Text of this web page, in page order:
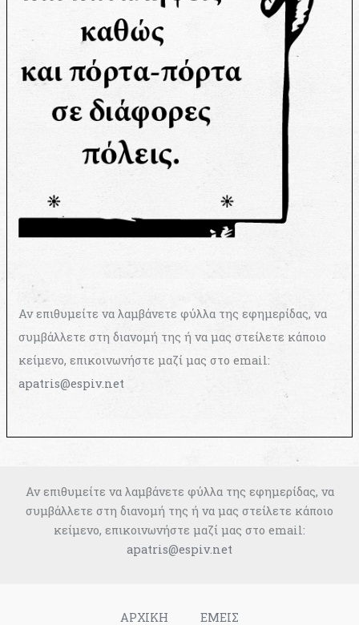
Αν επιθυμείτε να λαμβάνετε φύλλα της εφημερίδας, να
συμβάλλετε στη διανομή της ή να μας στείλετε κάποιο
κείμενο, επικοινωνήστε μαζί μας στο email:
apatris@espiv.net
Αν επιθυμείτε να λαμβάνετε φύλλα της εφημερίδας, να
συμβάλλετε στη διανομή της ή να μας στείλετε κάποιο
κείμενο, επικοινωνήστε μαζί μας στο email:
apatris@espiv.net
ΑΡΧΙΚΗ ΕΜΕΙΣ